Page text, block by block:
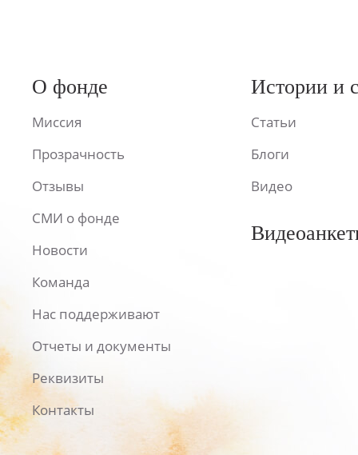
О фонде
Миссия
Прозрачность
Отзывы
СМИ о фонде
Новости
Команда
Нас поддерживают
Отчеты и документы
Реквизиты
Контакты
Истории и
Статьи
Блоги
Видео